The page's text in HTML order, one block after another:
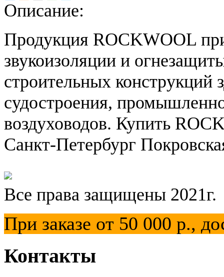
Описание:
Продукция ROCKWOOL
звукоизоляции и
строительных конструкций
судостроения,
воздуховодов. Купить
Санкт-Петербург
Все права защищены 2021г.
При заказе от 50 000 р.,
Контакты